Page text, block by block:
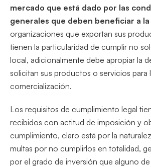
mercado que está dado por las
generales que deben beneficiar a
organizaciones que exportan sus
tienen la particularidad de cumplir no
local, adicionalmente debe apropiar la
solicitan sus productos o servicios para
comercialización.
Los requisitos de cumplimiento legal
recibidos con actitud de imposición y
cumplimiento, claro está por la
multas por no cumplirlos en totalidad,
por el grado de inversión que alguno